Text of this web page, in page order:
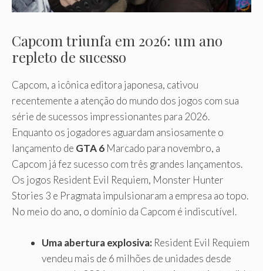
Capcom triunfa em 2026: um ano
repleto de sucesso
Capcom, a icônica editora japonesa, cativou
recentemente a atenção do mundo dos jogos com sua
série de sucessos impressionantes para 2026.
Enquanto os jogadores aguardam ansiosamente o
lançamento de GTA 6 Marcado para novembro, a
Capcom já fez sucesso com três grandes lançamentos.
Os jogos Resident Evil Requiem, Monster Hunter
Stories 3 e Pragmata impulsionaram a empresa ao topo.
No meio do ano, o domínio da Capcom é indiscutível.
Uma abertura explosiva: Resident Evil Requiem
vendeu mais de 6 milhões de unidades desde